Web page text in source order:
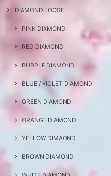
DIAMOND LOOSE
PINK DIAMOND
RED DIAMOND
PURPLE DIAMOND
BLUE / VIOLET DIAMOND
GREEN DIAMOND
ORANGE DIAMOND
YELLOW DIMAOND
BROWN DIAMOND